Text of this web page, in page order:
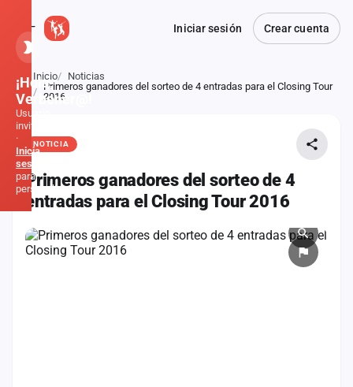
Iniciar sesión Crear cuenta
Atrás
Inicio
Noticias
Primeros ganadores del sorteo de 4 entradas para el Closing Tour
2016
NOTICIA
Primeros ganadores del sorteo de 4
entradas para el Closing Tour 2016
¡Hola,
Verbener@!
Usuario
invitado
·
Inicia
sesión
para
personalizar
Inicio